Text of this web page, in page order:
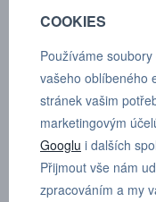
Prodloužení 7 mm,
vnitřní M5 válcový závit
Kat.číslo: RN 55 MSV
23,90 Kč
COOKIES
Používáme
vašeho oblíbeného
stránek vašim
marketingovým
Googlu i dalších
Přijmout vše nám
zpracováním a my